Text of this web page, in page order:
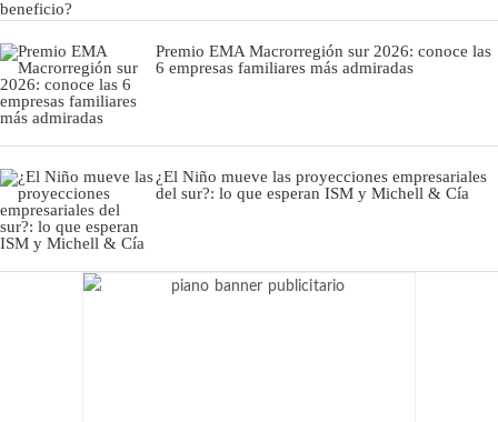
Premio EMA Macrorregión sur 2026: conoce las
6 empresas familiares más admiradas
¿El Niño mueve las proyecciones empresariales
del sur?: lo que esperan ISM y Michell & Cía